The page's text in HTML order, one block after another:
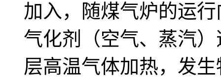
加入，随煤气炉的运
气化剂（空气、蒸汽
层高温气体加热，发